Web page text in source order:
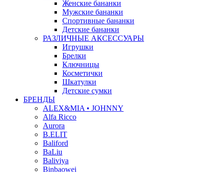
Женские бананки
Мужские бананки
Спортивные бананки
Детские бананки
РАЗЛИЧНЫЕ АКСЕССУАРЫ
Игрушки
Брелки
Ключницы
Косметички
Шкатулки
Детские сумки
БРЕНДЫ
ALEX&MIA • JOHNNY
Alfa Ricco
Aurora
B.ELIT
Baliford
BaLiu
Baliviya
Binbaowei